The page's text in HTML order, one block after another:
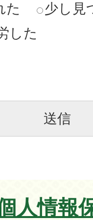
た
少し見
した
人情報